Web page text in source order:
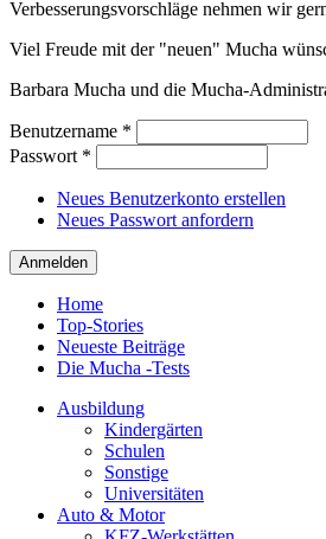
Verbesserungsvorschläge nehmen wir
Viel Freude mit der "neuen" Mucha
Barbara Mucha und die Mucha-
Benutzername *
Passwort *
Neues Benutzerkonto erstellen
Neues Passwort anfordern
Home
Top-Stories
Neueste Beiträge
Die Mucha -Tests
Ausbildung
Kindergärten
Schulen
Sonstige
Universitäten
Auto & Motor